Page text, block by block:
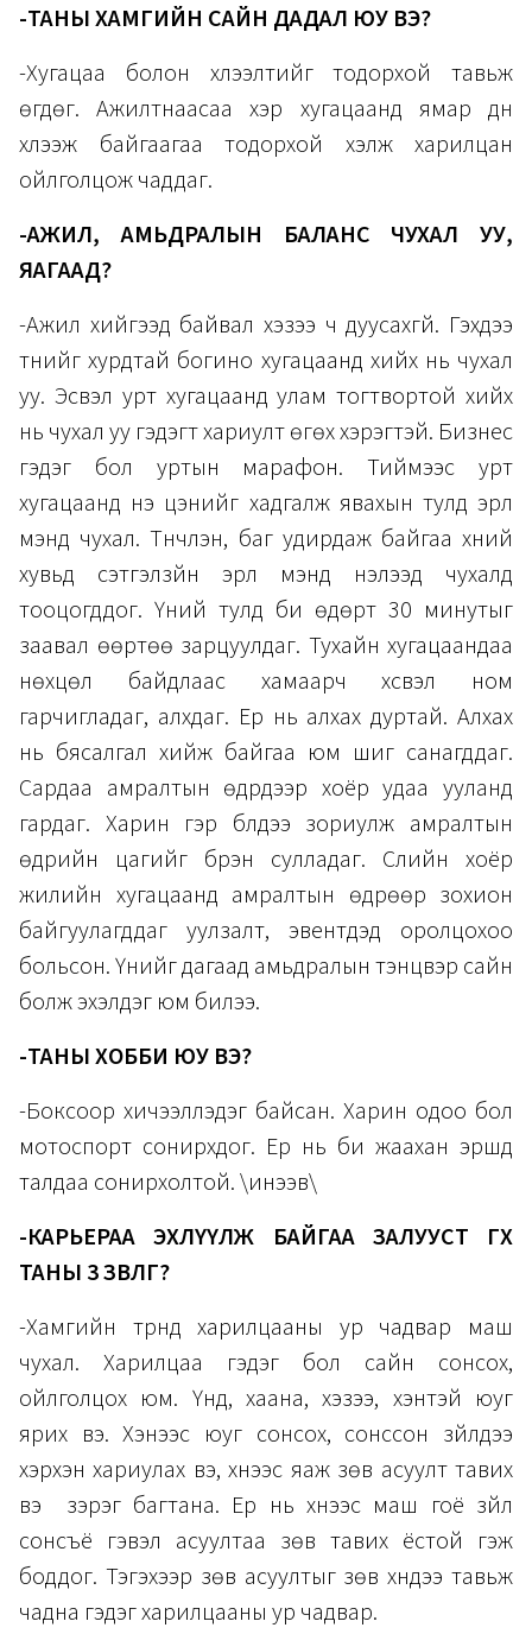
-ТАНЫ ХАМГИЙН САЙН ДАДАЛ ЮУ ВЭ?
-Хугацаа болон хүлээлтийг тодорхой тавьж
өгдөг. Ажилтнаасаа хэр хугацаанд ямар дүн
хүлээж байгаагаа тодорхой хэлж харилцан
ойлголцож чаддаг.
-АЖИЛ, АМЬДРАЛЫН БАЛАНС ЧУХАЛ УУ,
ЯАГААД?
-Ажил хийгээд байвал хэзээ ч дуусахгүй. Гэхдээ
түүнийг хурдтай богино хугацаанд хийх нь чухал
уу. Эсвэл урт хугацаанд улам тогтвортой хийх
нь чухал уу гэдэгт хариулт өгөх хэрэгтэй. Бизнес
гэдэг бол уртын марафон. Тиймээс урт
хугацаанд үнэ цэнийг хадгалж явахын тулд эрүүл
мэнд чухал. Түүнчлэн, баг удирдаж байгаа хүний
хувьд сэтгэлзүйн эрүүл мэнд нэлээд чухалд
тооцогддог. Үүний тулд би өдөрт 30 минутыг
заавал өөртөө зарцуулдаг. Тухайн хугацаандаа
нөхцөл байдлаас хамаарч хүсвэл ном
гарчигладаг, алхдаг. Ер нь алхах дуртай. Алхах
нь бясалгал хийж байгаа юм шиг санагддаг.
Сардаа амралтын өдрүүдээр хоёр удаа ууланд
гардаг. Харин гэр бүлдээ зориулж амралтын
өдрийн цагийг бүрэн сулладаг. Сүүлийн хоёр
жилийн хугацаанд амралтын өдрөөр зохион
байгуулагддаг уулзалт, эвентүүдэд оролцохоо
больсон. Үүнийг дагаад амьдралын тэнцвэр сайн
болж эхэлдэг юм билээ.
-ТАНЫ ХОББИ ЮУ ВЭ?
-Боксоор хичээллэдэг байсан. Харин одоо бол
мотоспорт сонирхдог. Ер нь би жаахан эршүүд
талдаа сонирхолтой. \инээв\
-КАРЬЕРАА ЭХЛҮҮЛЖ БАЙГАА ЗАЛУУСТ ӨГӨХ
ТАНЫ 3 ЗӨВЛӨГӨӨ?
-Хамгийн түрүүнд харилцааны ур чадвар маш
чухал. Харилцаа гэдэг бол сайн сонсох,
ойлголцох юм. Үүнд, хаана, хэзээ, хэнтэй юуг
ярих вэ. Хэнээс юуг сонсох, сонссон зүйлдээ
хэрхэн хариулах вэ, хүнээс яаж зөв асуулт тавих
вэ зэрэг багтана. Ер нь хүнээс маш гоё зүйл
сонсъё гэвэл асуултаа зөв тавих ёстой гэж
боддог. Тэгэхээр зөв асуултыг зөв хүндээ тавьж
чадна гэдэг харилцааны ур чадвар.